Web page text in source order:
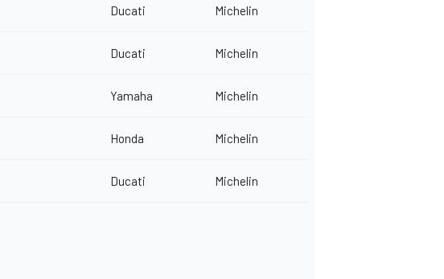
Ducati Michelin
Ducati Michelin
Yamaha Michelin
Honda Michelin
Ducati Michelin